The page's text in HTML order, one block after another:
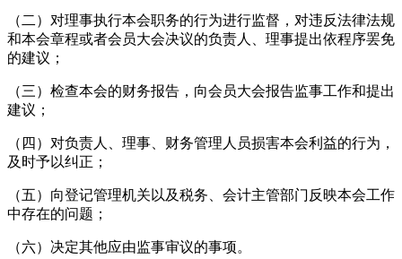
（二）对理事执行本会职务的行为进行监督，对违反法律法规
和本会章程或者会员大会决议的负责人、理事提出依程序罢免
的建议；
（三）检查本会的财务报告，向会员大会报告监事工作和提出
建议；
（四）对负责人、理事、财务管理人员损害本会利益的行为，
及时予以纠正；
（五）向登记管理机关以及税务、会计主管部门反映本会工作
中存在的问题；
（六）决定其他应由监事审议的事项。